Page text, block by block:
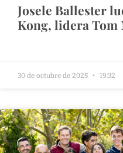
Josele Ballester
Kong, lidera Tom
30 de octubre de 2025 19:32